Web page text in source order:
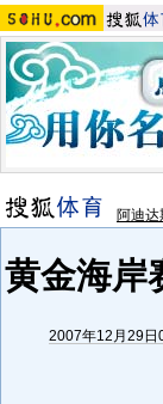
阿迪
黄金海岸
2007年12月29日